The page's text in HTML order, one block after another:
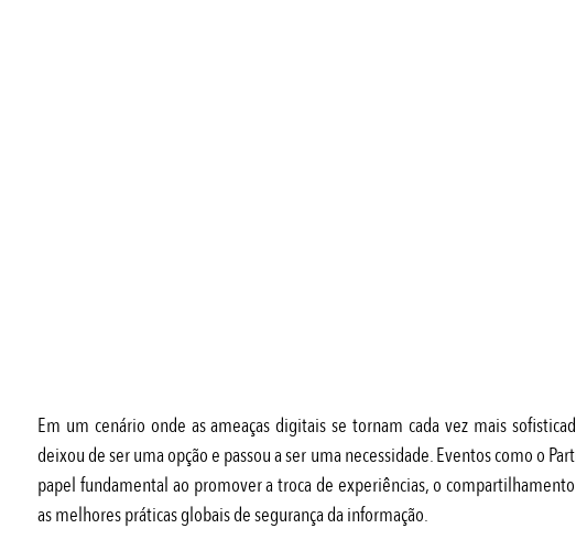
Em um cenário onde as ameaças digitais se tornam cada vez mais
deixou de ser uma opção e passou a ser uma necessidade. Eventos como o
papel fundamental ao promover a troca de experiências, o
as melhores práticas globais de segurança da informação.